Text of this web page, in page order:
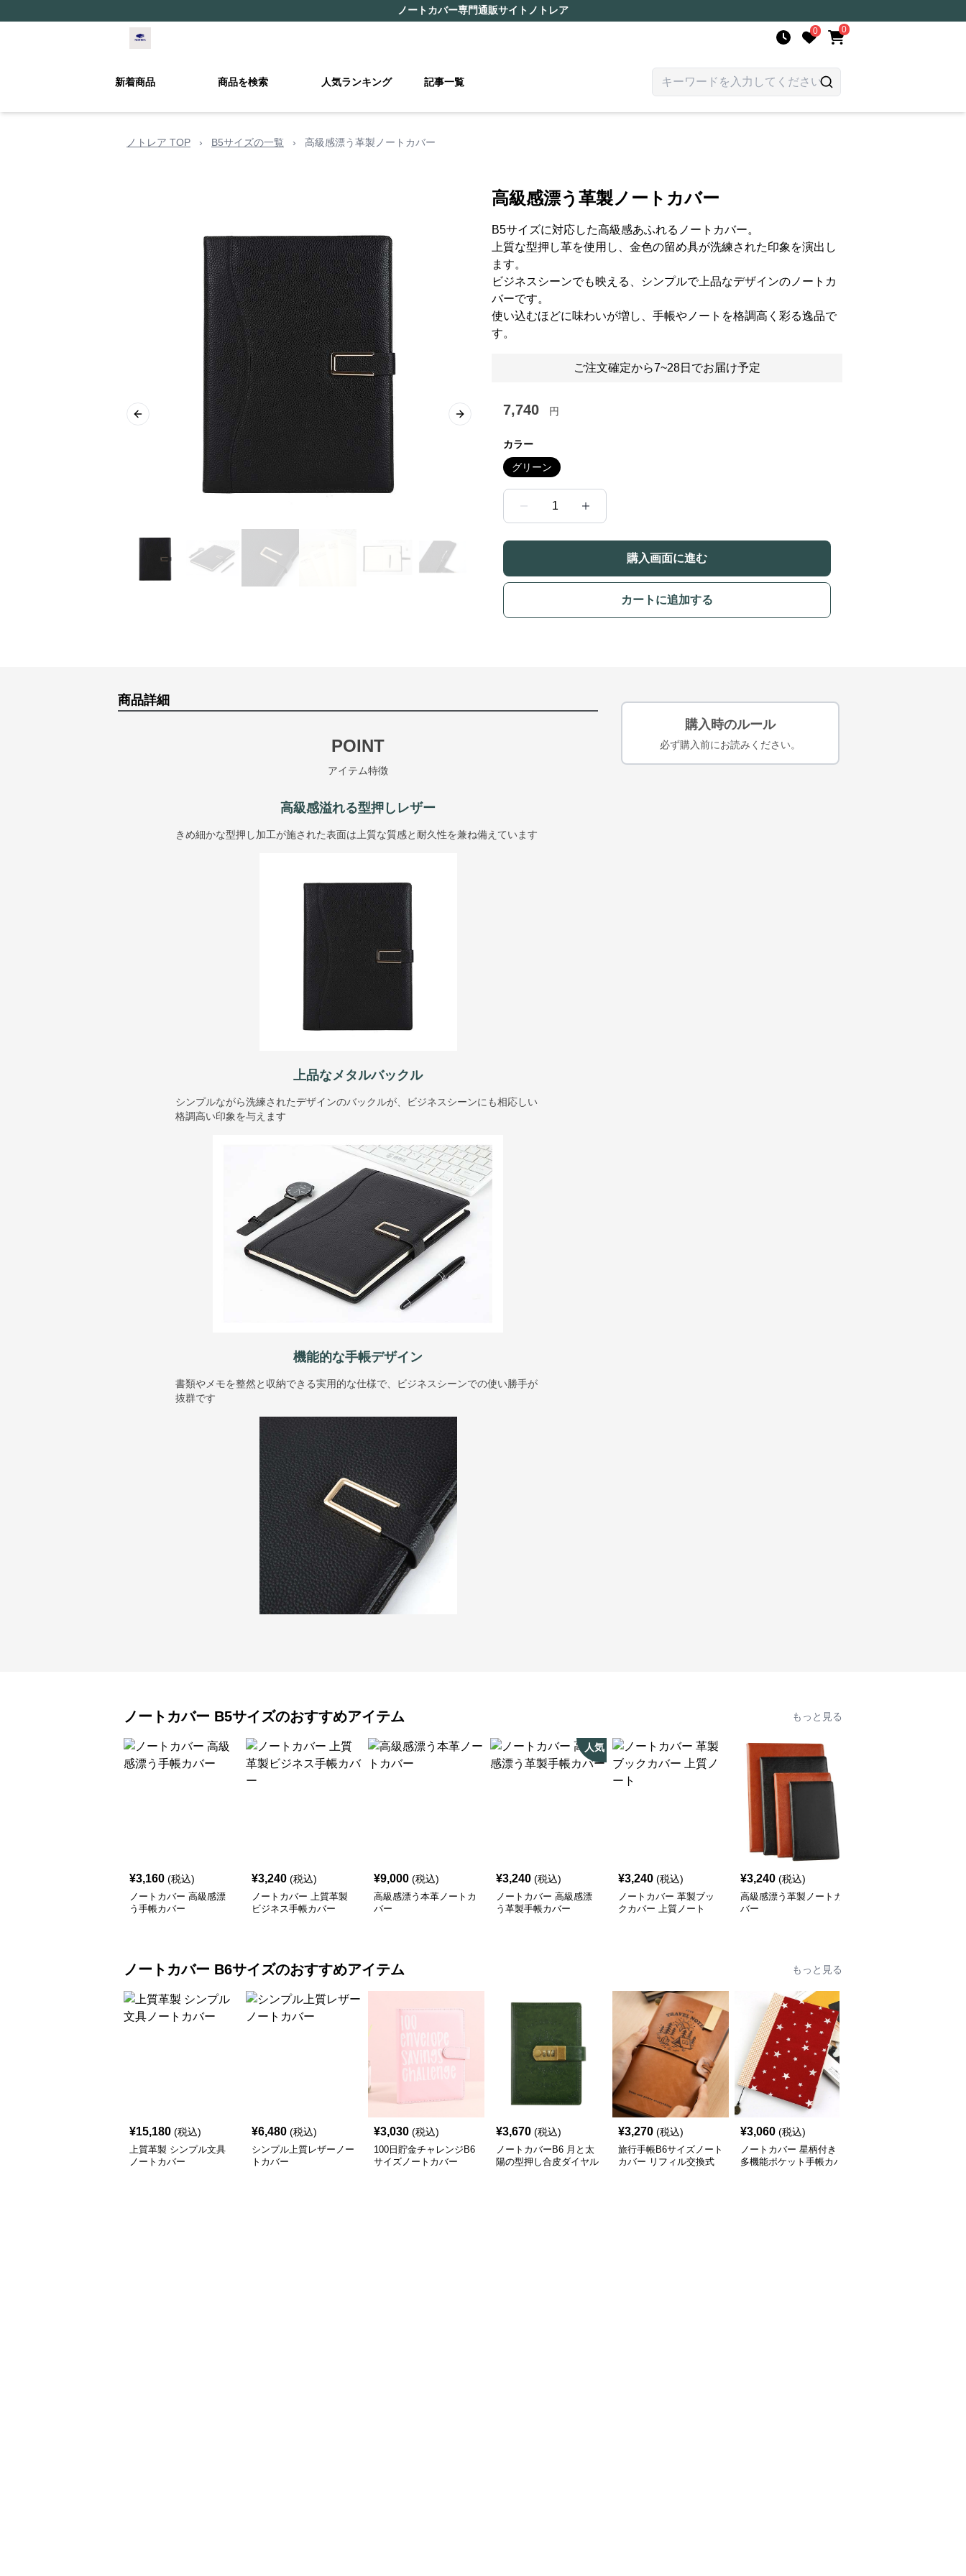
ノートカバー専門通販サイト ノトレア
0 0
新着商品 商品を検索 人気ランキング 記事一覧
ノトレア TOP › B5サイズの一覧 › 高級感漂う革製ノートカバー
Previous slide Next slide
高級感漂う革製ノートカバー
B5サイズに対応した高級感あふれるノートカバー。
上質な型押し革を使用し、金色の留め具が洗練された印象を演出し
ます。
ビジネスシーンでも映える、シンプルで上品なデザインのノートカ
バーです。
使い込むほどに味わいが増し、手帳やノートを格調高く彩る逸品で
す。
ご注文確定から7~28日でお届け予定
7,740 円
カラー
グリーン
1
購入画面に進む
カートに追加する
商品詳細
POINT
アイテム特徴
高級感溢れる型押しレザー
きめ細かな型押し加工が施された表面は上質な質感と耐久性を兼ね備えています
上品なメタルバックル
シンプルながら洗練されたデザインのバックルが、ビジネスシーンにも相応しい
格調高い印象を与えます
機能的な手帳デザイン
書類やメモを整然と収納できる実用的な仕様で、ビジネスシーンでの使い勝手が
抜群です
購入時のルール
必ず購入前にお読みください。
ノートカバー B5サイズのおすすめアイテム もっと見る
¥3,160 (税込)
ノートカバー 高級感漂
う手帳カバー
¥3,240 (税込)
ノートカバー 上質革製
ビジネス手帳カバー
¥9,000 (税込)
高級感漂う本革ノートカ
バー
人気
¥3,240 (税込)
ノートカバー 高級感漂
う革製手帳カバー
¥3,240 (税込)
ノートカバー 革製ブッ
クカバー 上質ノート
¥3,240 (税込)
高級感漂う革製ノートカ
バー
ノートカバー B6サイズのおすすめアイテム もっと見る
¥15,180 (税込)
上質革製 シンプル文具
ノートカバー
¥6,480 (税込)
シンプル上質レザーノー
トカバー
¥3,030 (税込)
100日貯金チャレンジB6
サイズノートカバー
¥3,670 (税込)
ノートカバーB6 月と太
陽の型押し合皮ダイヤル
¥3,270 (税込)
旅行手帳B6サイズノート
カバー リフィル交換式
¥3,060 (税込)
ノートカバー 星柄付き
多機能ポケット手帳カバ